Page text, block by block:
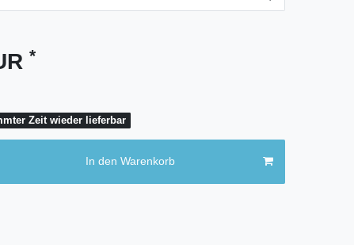
*
Zeit wieder lieferbar
In den Warenkorb